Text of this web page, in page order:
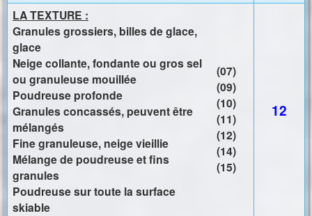
LA TEXTURE :
Granules grossiers, billes de glace,
glace
Neige collante, fondante ou gros sel
ou granuleuse mouillée
Poudreuse profonde
Granules concassés, peuvent être
mélangés
Fine granuleuse, neige vieillie
Mélange de poudreuse et fins
granules
Poudreuse sur toute la surface
skiable
(07)
(09)
(10)
(11)
(12)
(14)
(15)
12